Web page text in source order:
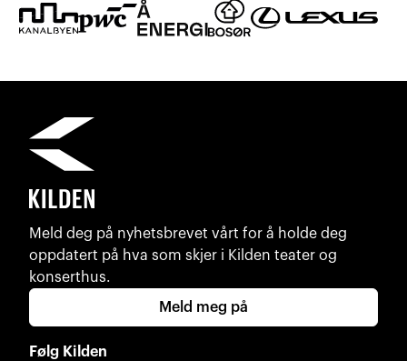
Meld deg på nyhetsbrevet vårt for å holde deg
oppdatert på hva som skjer i Kilden teater og
konserthus.
Meld meg på
Følg Kilden